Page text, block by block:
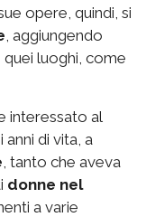
opere, quindi, si
, aggiungendo
luoghi, come
interessato al
anni di vita, a
, tanto che aveva
donne nel
a varie